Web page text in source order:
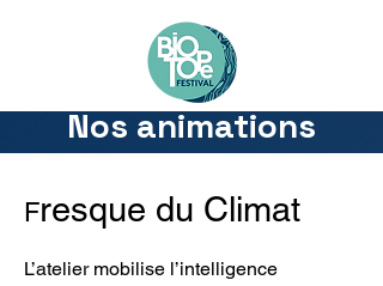
Nos animations
Fresque du Climat
L’atelier mobilise l’intelligence